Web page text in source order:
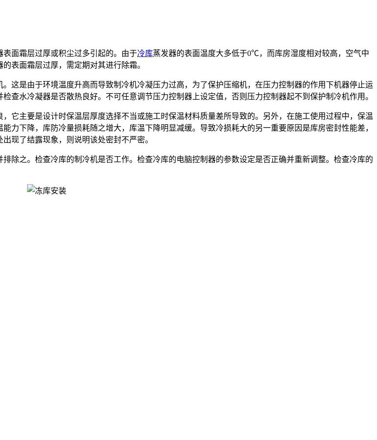
面霜层过厚或积尘过多引起的。由于冷库蒸发器的表面温度大多低于0℃，而库房湿度相对较高，空气中
表面霜层过厚，需定期对其进行除霜。
这是由于环境温度升高而导致制冷机冷凝压力过高，为了保护压缩机，在压力控制器的作用下机器停止运
查水冷凝器是否散热良好。不可任意调节压力控制器上设定值，否则压力控制器起不到保护制冷机作用。
它主要是设计时保温层厚度选择不当或施工时保温材料质量差所导致的。另外，在施工使用过程中，保温
力下降，库防冷量损耗随之增大，库温下降明显减缓。导致冷损耗大的另一重要原因是库房密封性能差，
现了结露现象，则说明该处密封不严密。
除之。检查冷库的制冷机是否工作。检查冷库的电脑控制器的参数设定是否正确并重新调整。检查冷库的